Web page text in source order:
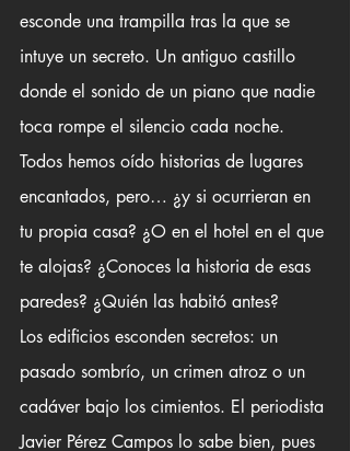
esconde una trampilla tras la que se
intuye un secreto. Un antiguo castillo
donde el sonido de un piano que nadie
toca rompe el silencio cada noche.
Todos hemos oído historias de lugares
encantados, pero… ¿y si ocurrieran en
tu propia casa? ¿O en el hotel en el que
te alojas? ¿Conoces la historia de esas
paredes? ¿Quién las habitó antes?
Los edificios esconden secretos: un
pasado sombrío, un crimen atroz o un
cadáver bajo los cimientos. El periodista
Javier Pérez Campos lo sabe bien, pues